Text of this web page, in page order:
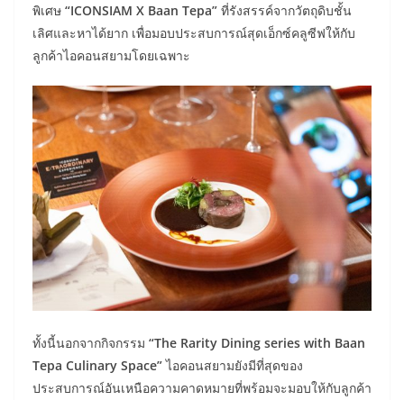
พิเศษ “ICONSIAM X Baan Tepa” ที่รังสรรค์จากวัตถุดิบชั้น
เลิศและหาได้ยาก เพื่อมอบประสบการณ์สุดเอ็กซ์คลูซีฟให้กับ
ลูกค้าไอคอนสยามโดยเฉพาะ
ทั้งนี้นอกจากกิจกรรม “The Rarity Dining series with Baan
Tepa Culinary Space”ไอคอนสยามยังมีที่สุดของ
ประสบการณ์อันเหนือความคาดหมายที่พร้อมจะมอบให้กับลูกค้า